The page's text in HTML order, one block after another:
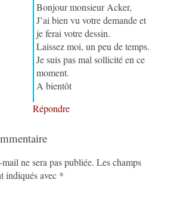
Bonjour monsieur Acker,
J’ai bien vu votre demande et
je ferai votre dessin.
Laissez moi, un peu de temps.
Je suis pas mal sollicité en ce
moment.
A bientôt
Répondre
ne sera pas publiée. Les champs
indiqués avec *